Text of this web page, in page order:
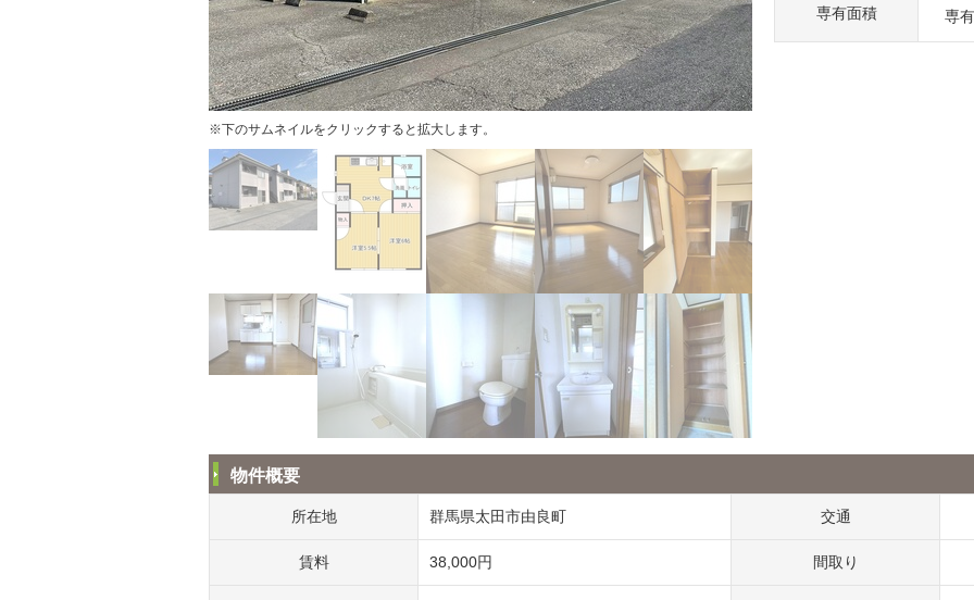
※下のサムネイルをクリックすると拡大します。
専有面積 専有
物件概要
所在地 群馬県太田市由良町 交通
賃料 38,000円 間取り